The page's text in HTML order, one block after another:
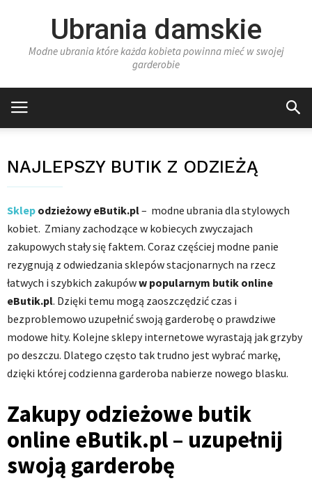
Ubrania damskie
Modne ubrania które każda kobieta powinna mieć w swojej
garderobie
NAJLEPSZY BUTIK Z ODZIEŻĄ
Sklep odzieżowy eButik.pl– modne ubrania dla stylowych
kobiet. Zmiany zachodzące w kobiecych zwyczajach
zakupowych stały się faktem. Coraz częściej modne panie
rezygnują z odwiedzania sklepów stacjonarnych na rzecz
łatwych i szybkich zakupóww popularnym butik online
eButik.pl. Dzięki temu mogą zaoszczędzić czas i
bezproblemowo uzupełnić swoją garderobę o prawdziwe
modowe hity. Kolejne sklepy internetowe wyrastają jak grzyby
po deszczu. Dlatego często tak trudno jest wybrać markę,
dzięki której codzienna garderoba nabierze nowego blasku.
Zakupy odzieżowe butik
online eButik.pl – uzupełnij
swoją garderobę